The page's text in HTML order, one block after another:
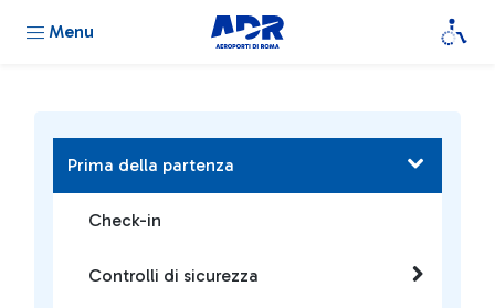
Menu
Prima della partenza
Check-in
Controlli di sicurezza